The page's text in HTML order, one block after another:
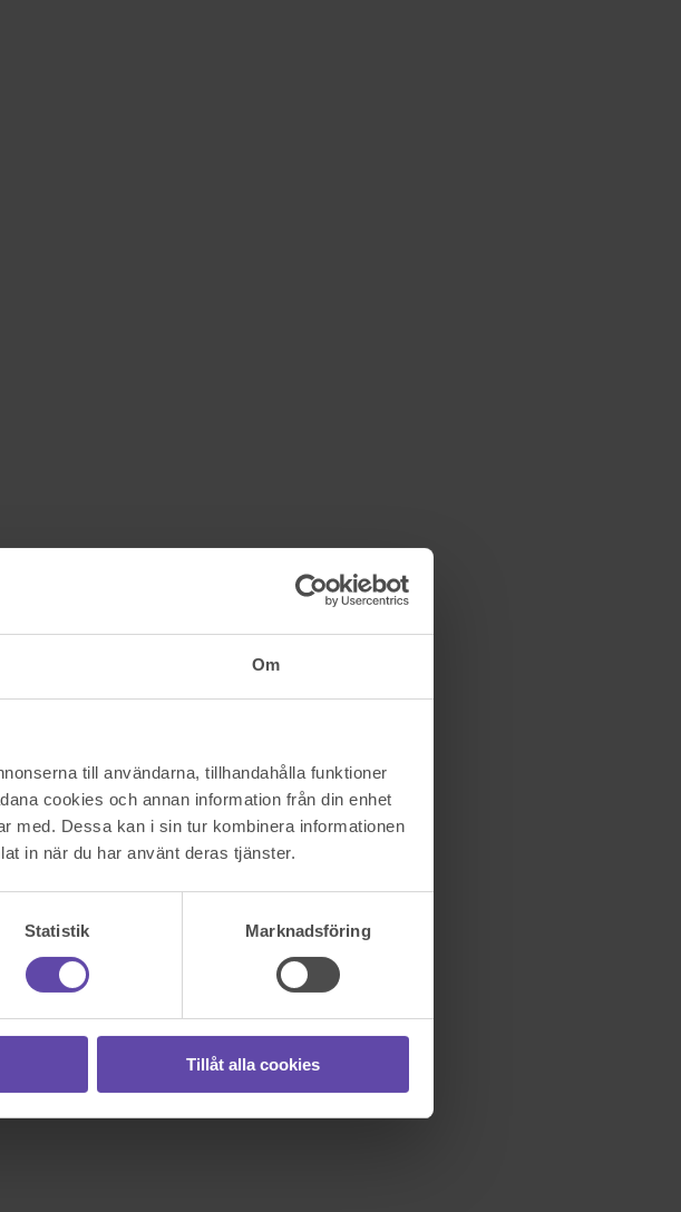
Om
till användarna, tillhandahålla funktioner
cookies och annan information från din enhet
med. Dessa kan i sin tur kombinera informationen
in när du har använt deras tjänster.
Statistik Marknadsföring
Tillåt alla cookies